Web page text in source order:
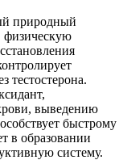
природный
физическую
тестостерона.
выведению
быстрому
в образовании
систему.